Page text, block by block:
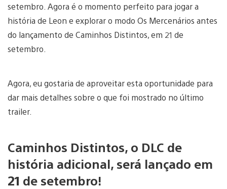
setembro. Agora é o momento perfeito para jogar a
história de Leon e explorar o modo Os Mercenários antes
do lançamento de Caminhos Distintos, em 21 de
setembro.
Agora, eu gostaria de aproveitar esta oportunidade para
dar mais detalhes sobre o que foi mostrado no último
trailer.
Caminhos Distintos, o DLC de
história adicional, será lançado em
21 de setembro!